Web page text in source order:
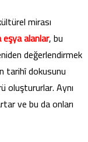
mirası
alanlar, bu
değerlendirmek
tarihî dokusunu
oluştururlar. Aynı
ve bu da onları